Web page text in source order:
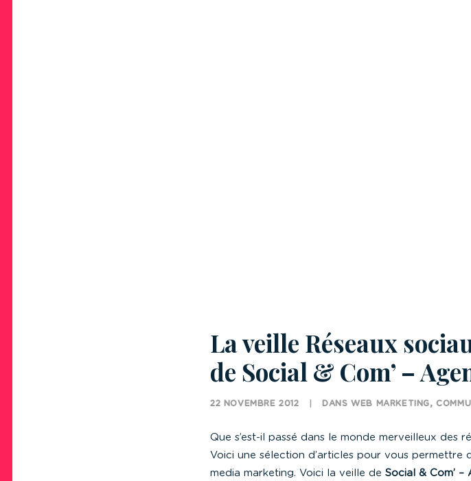
La veille Réseaux
de Social & Com’ –
22 NOVEMBRE 2012 DANSWEB MARKETING,
Que s’est-il passé dans le monde merveilleux des
Voici une sélection d’articles pour vous
media marketing. Voici la veille de Social & Com’ –